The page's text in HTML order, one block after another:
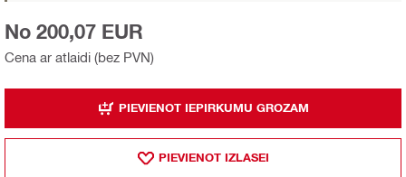
Cena ar atlaidi (bez PVN)
No 200,07 EUR
PIEVIENOT IEPIRKUMU GROZAM
PIEVIENOT IZLASEI